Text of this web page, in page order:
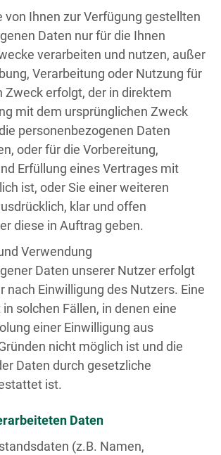
von Ihnen zur Verfügung gestellten
Daten nur für die Ihnen
verarbeiten und nutzen, außer
Verarbeitung oder Nutzung für
Zweck erfolgt, der in direktem
mit dem ursprünglichen Zweck
personenbezogenen Daten
oder für die Vorbereitung,
Erfüllung eines Vertrages mit
ist, oder Sie einer weiteren
klar und offen
diese in Auftrag geben.
Verwendung
Daten unserer Nutzer erfolgt
nach Einwilligung des Nutzers. Eine
solchen Fällen, in denen eine
einer Einwilligung aus
nicht möglich ist und die
Daten durch gesetzliche
ist.
Daten
(z.B. Namen,